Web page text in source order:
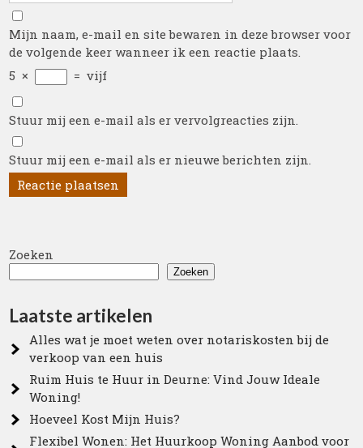
Mijn naam, e-mail en site bewaren in deze browser voor
de volgende keer wanneer ik een reactie plaats.
5 × = vijf
Stuur mij een e-mail als er vervolgreacties zijn.
Stuur mij een e-mail als er nieuwe berichten zijn.
Zoeken
Zoeken
Laatste artikelen
Alles wat je moet weten over notariskosten bij de
verkoop van een huis
Ruim Huis te Huur in Deurne: Vind Jouw Ideale
Woning!
Hoeveel Kost Mijn Huis?
Flexibel Wonen: Het Huurkoop Woning Aanbod voor